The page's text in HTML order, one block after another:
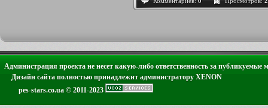
Администрация проекта не несет какую-либо ответственность за публикуемые
Дизайн сайта полностью принадлежит администратору XENON
pes-stars.co.ua © 2011-2023